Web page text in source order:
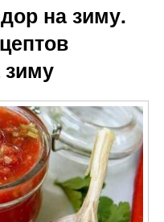
на зиму.
зиму